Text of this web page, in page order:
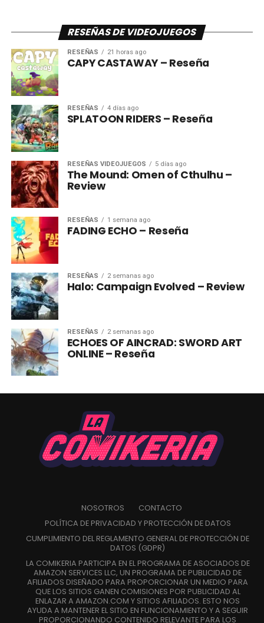
RESEÑAS DE VIDEOJUEGOS
RESEÑAS 21 horas ago
CAPY CASTAWAY – Reseña
RESEÑAS 4 días ago
SPLATOON RIDERS – Reseña
RESEÑAS VIDEOJUEGOS 5 días ago
The Mound: Omen of Cthulhu –
Review
RESEÑAS 1 semana ago
FADING ECHO – Reseña
RESEÑAS 2 semanas ago
Halo: Campaign Evolved – Review
RESEÑAS 2 semanas ago
ECHOES OF AINCRAD: SWORD ART
ONLINE – Reseña
NOSOTROS
CONTACTO
POLÍTICA DE PRIVACIDAD Y PROTECCIÓN DE DATOS
CUMPLIMIENTO DEL REGLAMENTO GENERAL DE PROTECCIÓN DE
DATOS (GDPR)
LA COMIKERIA PARTICIPA EN EL PROGRAMA DE ASOCIADOS DE
AMAZON SERVICES LLC, UN PROGRAMA DE PUBLICIDAD DE
AFILIADOS DISEÑADO PARA PROPORCIONAR UN MEDIO PARA
QUE LOS SITIOS GANEN COMISIONES POR PUBLICIDAD AL
ENLAZAR A AMAZON.COM Y SITIOS AFILIADOS. ESTO NOS
AYUDA A MANTENER EL SITIO EN FUNCIONAMIENTO Y A SEGUIR
PROPORCIONANDO CONTENIDO RELEVANTE PARA LOS